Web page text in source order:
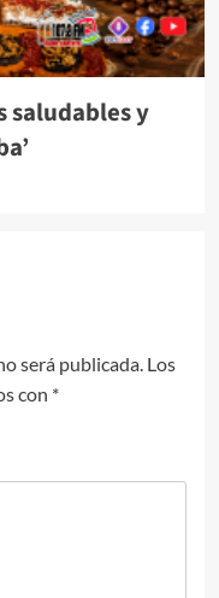
saludables y
será publicada. Los
con *